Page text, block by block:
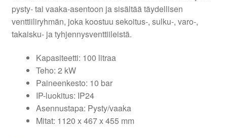
pysty- tai vaaka-asentoon ja sisältää täydellisen
venttiiliryhmän, joka koostuu sekoitus-, sulku-, varo-,
takaisku- ja tyhjennysventtiileistä.
Kapasiteetti: 100 litraa
Teho: 2 kW
Paineenkesto: 10 bar
IP-luokitus: IP24
Asennustapa: Pysty/vaaka
Mitat: 1120 x 467 x 455 mm